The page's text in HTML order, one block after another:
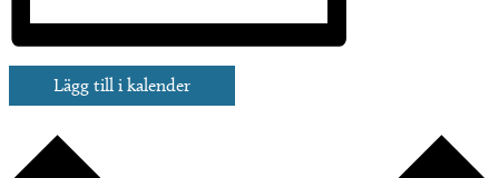
Lägg till i kalender